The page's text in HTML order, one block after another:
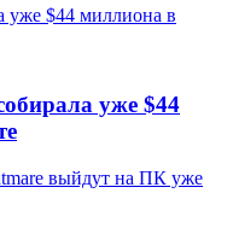
уже $44 миллиона в
уже $44
выйдут на ПК уже